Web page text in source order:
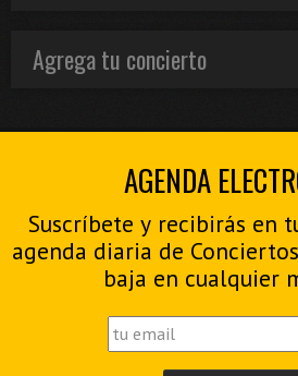
Agrega tu concierto
AGENDA
Suscríbete y recibirás en
agenda diaria de
baja en cualquier